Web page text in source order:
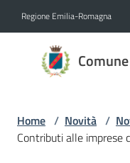
Regione Emilia-Romagna
Comune
di Castel
D'ARGENTO
AL MERITO
Home / Novità /
Contributi alle imprese